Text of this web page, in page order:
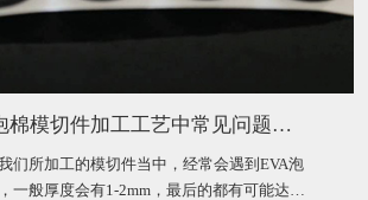
EVA泡棉模切件加工工艺中常见问题分析
所加工的模切件当中，经常会遇到EVA泡
一般厚度会有1-2mm，最后的都有可能达到